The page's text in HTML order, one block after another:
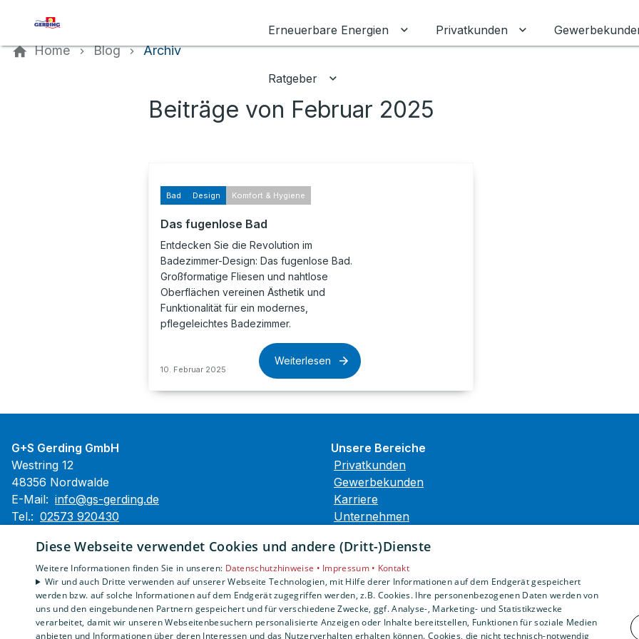
Erneuerbare Energien
Untermenü für Erneuerbare Energien
Privatkunden Untermenü für
Ratgeber Untermenü für Ratgeber umschalten
Home Blog Archiv
Beiträge von Februar 2025
Bad Design Komfort & Hygiene
Das fugenlose Bad
Entdecken Sie die Revolution im
Badezimmer-Design: Das fugenlose Bad.
Großformatige Fliesen und nahtlose
Oberflächen vereinen Ästhetik und
Funktionalität für ein modernes,
pflegeleichtes Badezimmer.
10. Februar 2025
Weiterlesen
G+S Gerding GmbH
Westring 12
48356 Nordwalde
E-Mail: info@gs-gerding.de
Tel.: 02573 920430
Impressum
Barrierefreiheitserklärung
Datenschutzerklärung
AGB
Unsere Bereiche
Privatkunden
Gewerbekunden
Karriere
Unternehmen
Diese Webseite verwendet Cookies und andere (Dritt-)Dienste
Weitere Informationen finden Sie in unseren: Datenschutzhinweise • Impressum • Kontakt
Wir und auch Dritte verwenden auf unserer Webseite Technologien, mit Hilfe derer Informationen auf dem Endgerät gespeichert
werden bzw. auf solche Informationen auf dem Endgerät zugegriffen werden, z.B. Cookies. Ihre personenbezogenen Daten werden von
uns und den eingebundenen Partnern gespeichert und für verschiedene Zwecke, ggf. Analyse-, Marketing- und Statistikzwecke
verarbeitet, damit wir unseren Webseitenbesuchern personalisierte Anzeigen oder Inhalte bereitstellen, Funktionen für soziale Medien
anbieten und Informationen über deren Interessen und das Nutzerverhalten erhalten können. Cookies, die nicht technisch-notwendig